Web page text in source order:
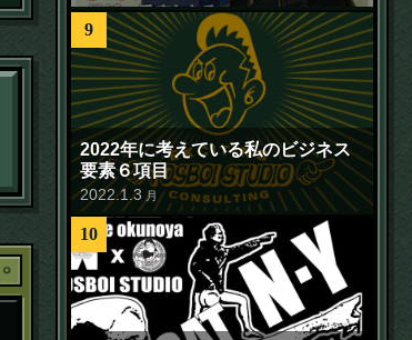
お知らせ
9
2022年に考えている私のビジネス
要素６項目
2022.1 .3 月
10